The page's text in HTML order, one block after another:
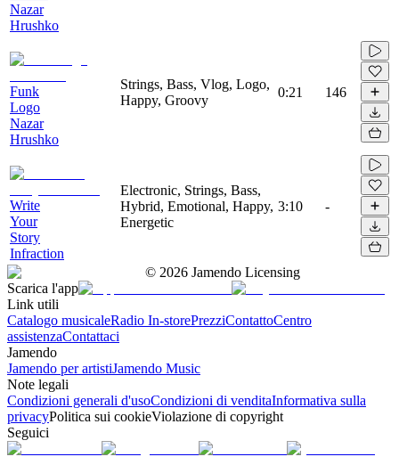
Nazar
Hrushko
Funk
Logo
Nazar
Hrushko
Strings, Bass, Vlog, Logo,
Happy, Groovy
0:21 146
Write
Your
Story
Infraction
Electronic, Strings, Bass,
Hybrid, Emotional, Happy,
Energetic
3:10 -
© 2026 Jamendo Licensing
Scarica l'app
Link utili
Catalogo musicaleRadio In-storePrezziContattoCentro
assistenzaContattaci
Jamendo
Jamendo per artistiJamendo Music
Note legali
Condizioni generali d'usoCondizioni di venditaInformativa sulla
privacyPolitica sui cookieViolazione di copyright
Seguici